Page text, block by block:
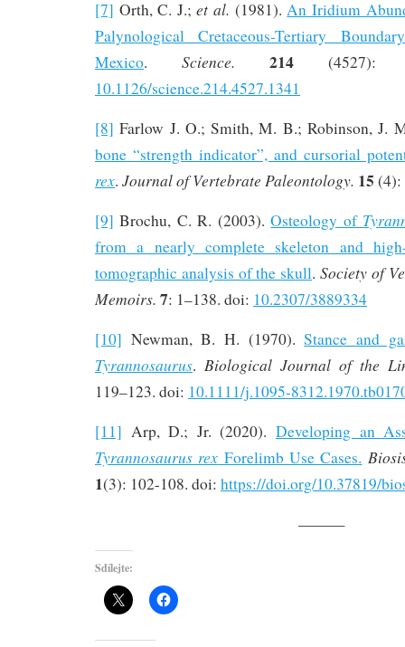
[7] Orth, C. J.;et al. (1981). An Iridium
Palynological Cretaceous-Tertiary
Mexico.Science. 214 (4527):
10.1126/science.214.4527.1341
[8] Farlow J. O.; Smith, M. B.; Robinson, J.
bone “strength indicator”, and cursorial
rex. Journal of Vertebrate Paleontology. 15 (4):
[9] Brochu, C. R. (2003).Osteology of
from a nearly complete skeleton and
tomographic analysis of the skull. Society of
Memoirs. 7: 1–138. doi: 10.2307/3889334
[10] Newman, B. H. (1970).Stance and
Tyrannosaurus. Biological Journal of the
119–123. doi: 10.1111/j.1095-
[11] Arp, D.; Jr. (2020).Developing an
Tyrannosaurus rex Forelimb Use Cases.
1(3): 102-108. doi: https://doi.org/10.37819/
———
Sdílejte: